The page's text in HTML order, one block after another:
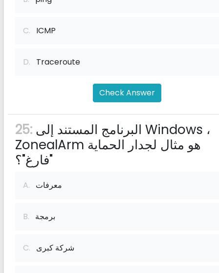
C. ICMP
D. Traceroute
Check Answer
25:
ZonealArm هو مثال لجدار الحماية
"فارغ"؟
A. معرفات
B. برمجة
C. شركة كبرى